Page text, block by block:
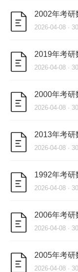
2002年考
2026-04-08 ·
2019年考
2026-04-08 ·
2000年考
2026-04-08 ·
2013年考
2026-04-08 ·
1992年考
2026-04-08 ·
2006年考
2026-04-08 ·
2005年考
2026-04-08 ·